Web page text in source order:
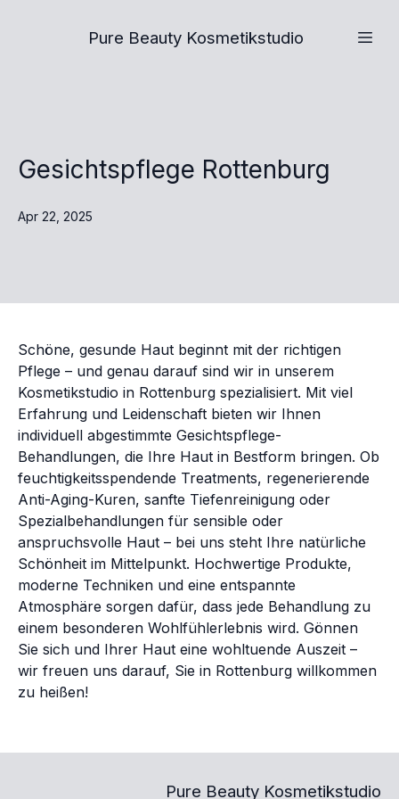
Pure Beauty Kosmetikstudio
Gesichtspflege Rottenburg
Apr 22, 2025
Schöne, gesunde Haut beginnt mit der richtigen
Pflege – und genau darauf sind wir in unserem
Kosmetikstudio in Rottenburg spezialisiert. Mit viel
Erfahrung und Leidenschaft bieten wir Ihnen
individuell abgestimmte Gesichtspflege-
Behandlungen, die Ihre Haut in Bestform bringen. Ob
feuchtigkeitsspendende Treatments, regenerierende
Anti-Aging-Kuren, sanfte Tiefenreinigung oder
Spezialbehandlungen für sensible oder
anspruchsvolle Haut – bei uns steht Ihre natürliche
Schönheit im Mittelpunkt. Hochwertige Produkte,
moderne Techniken und eine entspannte
Atmosphäre sorgen dafür, dass jede Behandlung zu
einem besonderen Wohlfühlerlebnis wird. Gönnen
Sie sich und Ihrer Haut eine wohltuende Auszeit –
wir freuen uns darauf, Sie in Rottenburg willkommen
zu heißen!
Pure Beauty Kosmetikstudio